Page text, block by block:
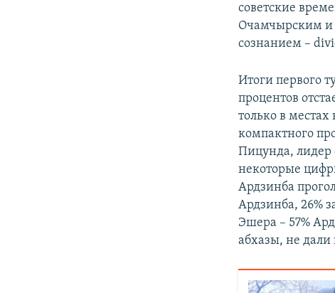
советские
Очамчырским и
сознанием –
Итоги первого
процентов
только в
компактного
Пицунда, лидер
некоторые
Ардзинба
Ардзинба, 26%
Эшера – 57%
абхазы, не дали